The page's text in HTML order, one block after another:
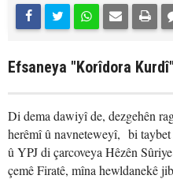
Efsaneya "Korîdora Kurdî"
Di dema dawiyî de, dezgehên
herêmî û navneteweyî, bi
û YPJ di çarcoveya Hêzên
çemê Firatê, mîna hewldanekê